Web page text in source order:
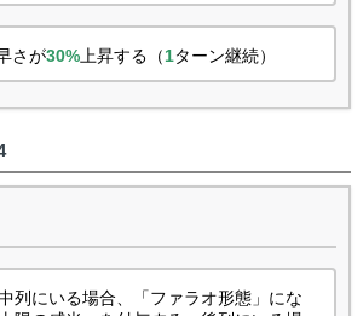
さが30% 上昇する（1ターン継続）
列にいる場合、「ファラオ形態」にな